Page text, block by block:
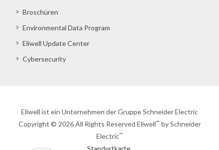
Broschüren
Environmental Data Program
Eliwell Update Center
Cybersecurity
Eliwell ist ein Unternehmen der Gruppe Schneider Electric
Copyright © 2026 All Rights Reserved Eliwell™ by Schneider
Electric™
Standortkarte